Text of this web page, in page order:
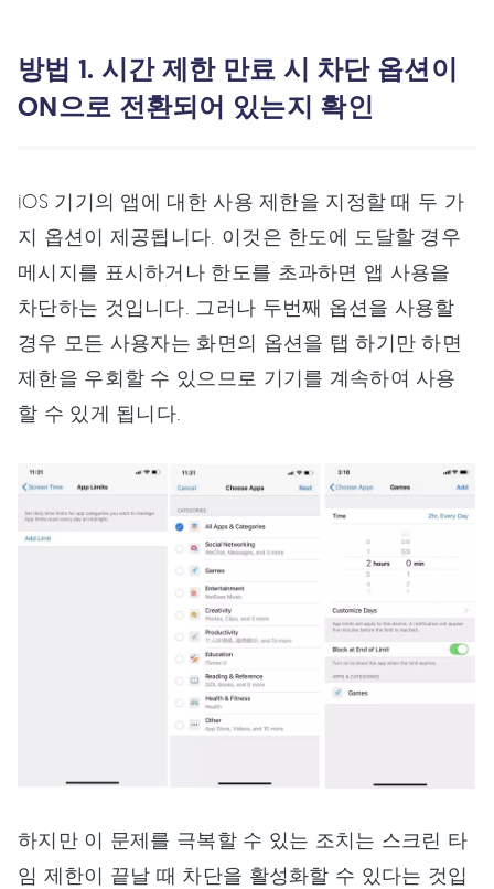
방법 1. 시간 제한 만료 시 차단 옵션이
ON으로 전환되어 있는지 확인
iOS 기기의 앱에 대한 사용 제한을 지정할 때 두 가
지 옵션이 제공됩니다. 이것은 한도에 도달할 경우
메시지를 표시하거나 한도를 초과하면 앱 사용을
차단하는 것입니다. 그러나 두번째 옵션을 사용할
경우 모든 사용자는 화면의 옵션을 탭 하기만 하면
제한을 우회할 수 있으므로 기기를 계속하여 사용
할 수 있게 됩니다.
하지만 이 문제를 극복할 수 있는 조치는 스크린 타
임 제한이 끝날 때 차단을 활성화할 수 있다는 것입